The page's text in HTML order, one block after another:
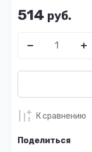
514 руб.
К сравнению
Поделиться